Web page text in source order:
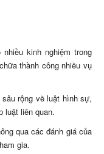
kinh nghiệm trong
thành công nhiều vụ
rộng về luật hình sự,
luật liên quan.
qua các đánh giá của
gia.